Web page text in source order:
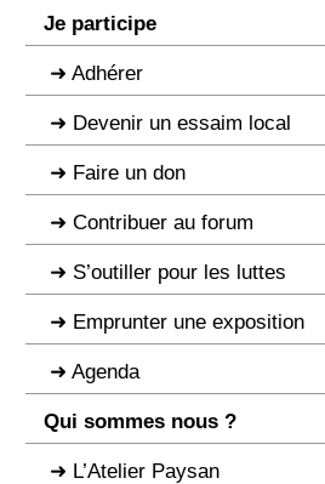
Je participe
Adhérer
Devenir un essaim local
Faire un don
Contribuer au forum
S’outiller pour les luttes
Emprunter une exposition
Agenda
Qui sommes nous ?
L’Atelier Paysan